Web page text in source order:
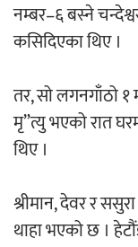
नम्बर–६ बस्ने
कसिदिएका थिए ।
तर, सो लगनगाँठो १
मृ”त्यु भएको रात
थिए ।
श्रीमान, देवर र
थाहा भएको छ ।